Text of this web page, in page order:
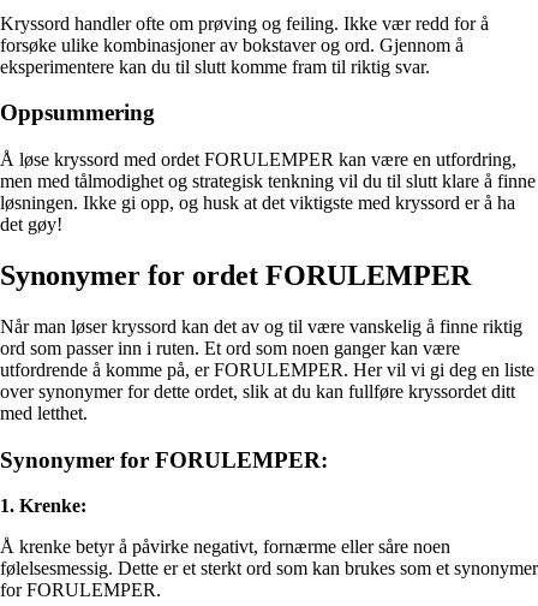
Kryssord handler ofte om prøving og feiling. Ikke vær redd for å
forsøke ulike kombinasjoner av bokstaver og ord. Gjennom å
eksperimentere kan du til slutt komme fram til riktig svar.
Oppsummering
Å løse kryssord med ordet FORULEMPER kan være en utfordring,
men med tålmodighet og strategisk tenkning vil du til slutt klare å finne
løsningen. Ikke gi opp, og husk at det viktigste med kryssord er å ha
det gøy!
Synonymer for ordet FORULEMPER
Når man løser kryssord kan det av og til være vanskelig å finne riktig
ord som passer inn i ruten. Et ord som noen ganger kan være
utfordrende å komme på, er FORULEMPER. Her vil vi gi deg en liste
over synonymer for dette ordet, slik at du kan fullføre kryssordet ditt
med letthet.
Synonymer for FORULEMPER:
1. Krenke:
Å krenke betyr å påvirke negativt, fornærme eller såre noen
følelsesmessig. Dette er et sterkt ord som kan brukes som et synonymer
for FORULEMPER.